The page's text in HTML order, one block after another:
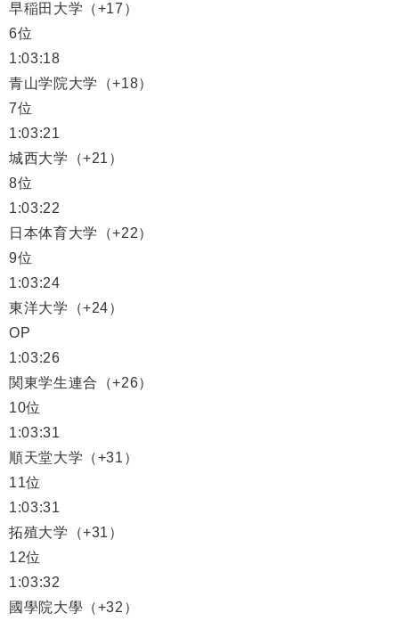
早稲田大学（+17）
6位
1:03:18
青山学院大学（+18）
7位
1:03:21
城西大学（+21）
8位
1:03:22
日本体育大学（+22）
9位
1:03:24
東洋大学（+24）
OP
1:03:26
関東学生連合（+26）
10位
1:03:31
順天堂大学（+31）
11位
1:03:31
拓殖大学（+31）
12位
1:03:32
國學院大學（+32）